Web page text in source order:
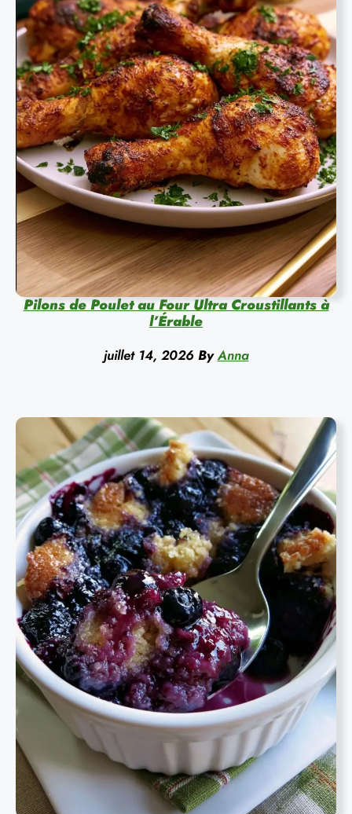
Pilons de Poulet au Four Ultra Croustillants à
l’Érable
juillet 14, 2026 By Anna